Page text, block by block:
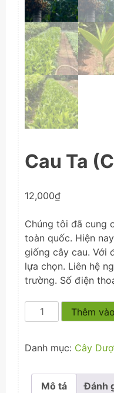
Cau Ta
12,000₫
Chúng tôi đã cung
toàn quốc. Hiện
giống cây cau. Với
lựa chọn. Liên hệ
trường. Số điện
Cau
Ta
cao)
lượng
Thêm
Danh mục: Cây
Mô tả Đánh